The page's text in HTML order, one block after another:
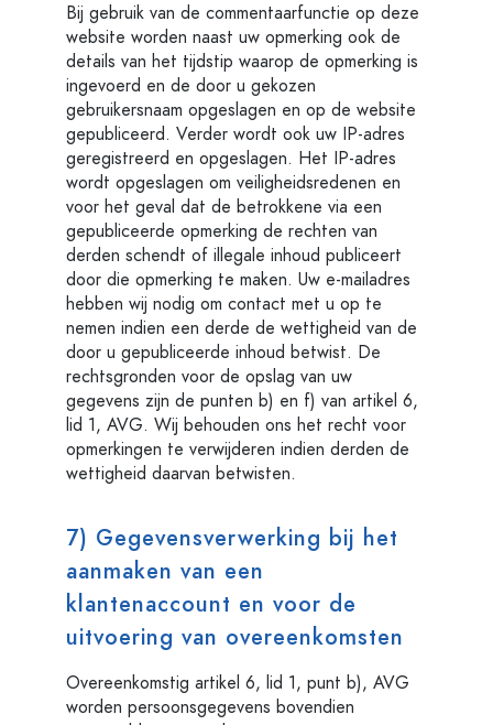
Bij gebruik van de commentaarfunctie op deze
website worden naast uw opmerking ook de
details van het tijdstip waarop de opmerking is
ingevoerd en de door u gekozen
gebruikersnaam opgeslagen en op de website
gepubliceerd. Verder wordt ook uw IP-adres
geregistreerd en opgeslagen. Het IP-adres
wordt opgeslagen om veiligheidsredenen en
voor het geval dat de betrokkene via een
gepubliceerde opmerking de rechten van
derden schendt of illegale inhoud publiceert
door die opmerking te maken. Uw e-mailadres
hebben wij nodig om contact met u op te
nemen indien een derde de wettigheid van de
door u gepubliceerde inhoud betwist. De
rechtsgronden voor de opslag van uw
gegevens zijn de punten b) en f) van artikel 6,
lid 1, AVG. Wij behouden ons het recht voor
opmerkingen te verwijderen indien derden de
wettigheid daarvan betwisten.
7) Gegevensverwerking bij het
aanmaken van een
klantenaccount en voor de
uitvoering van overeenkomsten
Overeenkomstig artikel 6, lid 1, punt b), AVG
worden persoonsgegevens bovendien